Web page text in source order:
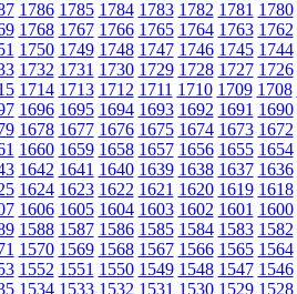
1786 1785 1784 1783 1782 1781 1780
1768 1767 1766 1765 1764 1763 1762
1750 1749 1748 1747 1746 1745 1744
1732 1731 1730 1729 1728 1727 1726
1714 1713 1712 1711 1710 1709 1708
1696 1695 1694 1693 1692 1691 1690
1678 1677 1676 1675 1674 1673 1672
1660 1659 1658 1657 1656 1655 1654
1642 1641 1640 1639 1638 1637 1636
1624 1623 1622 1621 1620 1619 1618
1606 1605 1604 1603 1602 1601 1600
1588 1587 1586 1585 1584 1583 1582
1570 1569 1568 1567 1566 1565 1564
1552 1551 1550 1549 1548 1547 1546
1534 1533 1532 1531 1530 1529 1528